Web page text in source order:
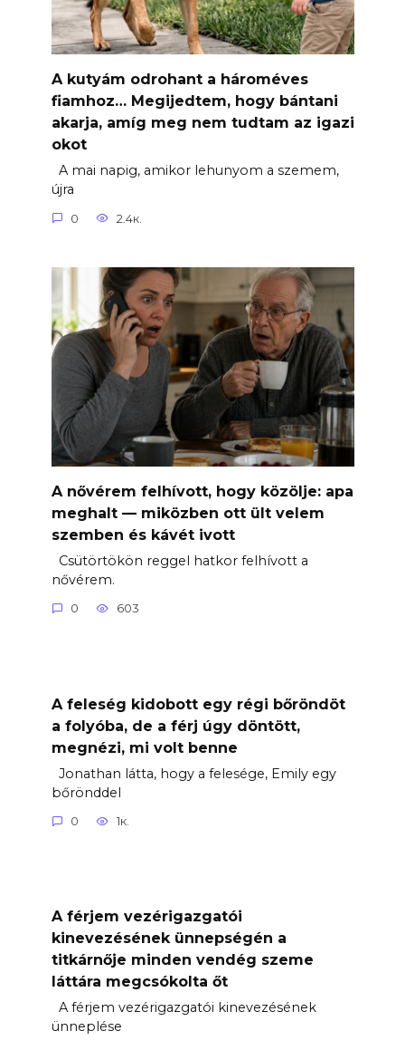
A kutyám odrohant a hároméves
fiamhoz… Megijedtem, hogy bántani
akarja, amíg meg nem tudtam az igazi
okot
A mai napig, amikor lehunyom a szemem,
újra
0 2.4к.
A nővérem felhívott, hogy közölje: apa
meghalt — miközben ott ült velem
szemben és kávét ivott
Csütörtökön reggel hatkor felhívott a
nővérem.
0 603
A feleség kidobott egy régi bőröndöt
a folyóba, de a férj úgy döntött,
megnézi, mi volt benne
Jonathan látta, hogy a felesége, Emily egy
bőrönddel
0 1к.
A férjem vezérigazgatói
kinevezésének ünnepségén a
titkárnője minden vendég szeme
láttára megcsókolta őt
A férjem vezérigazgatói kinevezésének
ünneplése